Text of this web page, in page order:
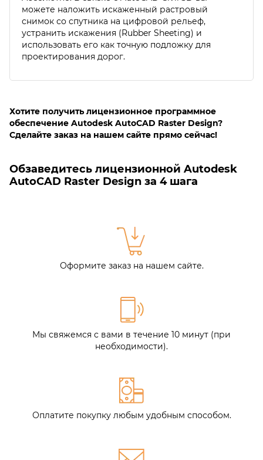
можете наложить искаженный растровый
снимок со спутника на цифровой рельеф,
устранить искажения (Rubber Sheeting) и
использовать его как точную подложку для
проектирования дорог.
Хотите получить лицензионное программное
обеспечение Autodesk AutoCAD Raster Design?
Сделайте заказ на нашем сайте прямо сейчас!
Обзаведитесь лицензионной Autodesk
AutoCAD Raster Design за 4 шага
Оформите заказ на нашем сайте.
Мы свяжемся с вами в течение 10 минут (при
необходимости).
Оплатите покупку любым удобным способом.